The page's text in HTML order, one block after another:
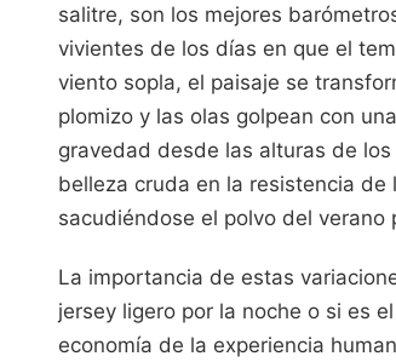
salitre, son los mejores
vivientes de los días en que el
viento sopla, el paisaje se
plomizo y las olas golpean con
gravedad desde las alturas de
belleza cruda en la resistencia
sacudiéndose el polvo del verano
La importancia de estas
jersey ligero por la noche o si es
economía de la experiencia